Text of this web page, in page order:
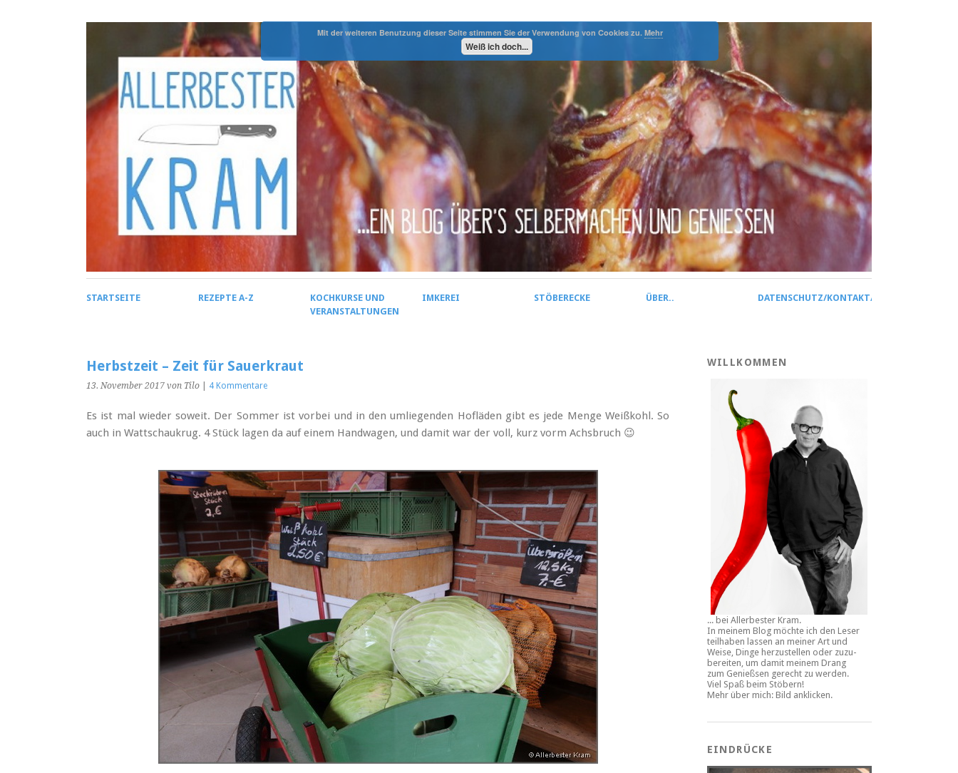
STARTSEITE REZEPTE A-Z
KOCHKURSE UND
VERANSTALTUNGEN
IMKEREI STÖBERECKE ÜBER.. DATENSCHUTZ/KONTAKT/IMPRESSUM
Herbstzeit – Zeit für Sauerkraut
13. November 2017 von Tilo 4 Kommentare
Es ist mal wieder soweit. Der Sommer ist vorbei und in den umliegenden Hofläden gibt es jede Menge Weißkohl. So
auch in Wattschaukrug. 4 Stück lagen da auf einem Handwagen, und damit war der voll, kurz vorm Achsbruch 😉
WILLKOMMEN
... bei Allerbester Kram.
In meinem Blog möchte ich den Leser
teilhaben lassen an meiner Art und
Weise, Dinge herzustellen oder zuzu-
bereiten, um damit meinem Drang
zum Genießsen gerecht zu werden.
Viel Spaß beim Stöbern!
Mehr über mich: Bild anklicken.
EINDRÜCKE
Mit der weiteren Benutzung dieser Seite stimmen Sie der Verwendung von Cookies zu. Mehr
Weiß ich doch...